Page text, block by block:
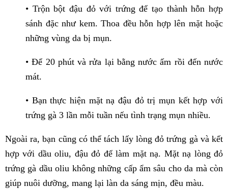
• Trộn bột đậu đỏ với trứng để tạo thành hỗn hợp
sánh đặc như kem. Thoa đều hỗn hợp lên mặt hoặc
những vùng da bị mụn.
• Để 20 phút và rửa lại bằng nước ấm rồi đến nước
mát.
• Bạn thực hiện mặt nạ đậu đỏ trị mụn kết hợp với
trứng gà 3 lần mỗi tuần nếu tình trạng mụn nhiều.
Ngoài ra, bạn cũng có thể tách lấy lòng đỏ trứng gà và kết
hợp với dầu oliu, đậu đỏ để làm mặt nạ. Mặt nạ lòng đỏ
trứng gà dầu oliu không những cấp ẩm sâu cho da mà còn
giúp nuôi dưỡng, mang lại làn da sáng mịn, đều màu.